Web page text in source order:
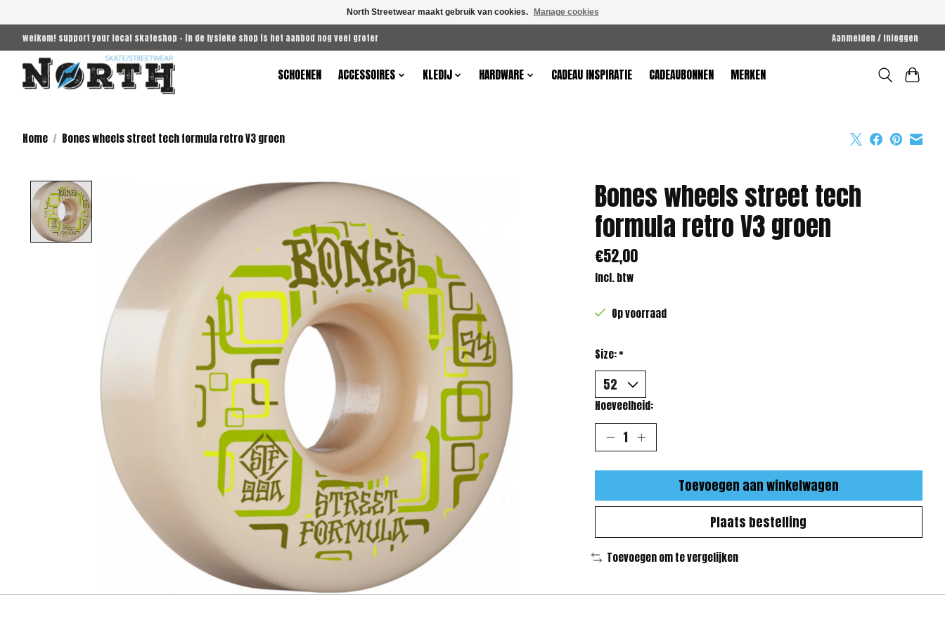
welkom! support your local skateshop - in de fysieke shop is het aanbod nog veel groter Aanmelden / Inloggen
SCHOENEN ACCESSOIRES KLEDIJ HARDWARE CADEAU INSPIRATIE CADEAUBONNEN MERKEN
Home / Bones wheels street tech formula retro V3 groen
Product image slideshow Items Bones wheels street tech
formula retro V3 groen
€52,00
Incl. btw
Op voorraad
Size:*
Hoeveelheid:
Toevoegen aan winkelwagen
Plaats bestelling
Toevoegen om te vergelijken
North Streetwear maakt gebruik van cookies. Manage cookies